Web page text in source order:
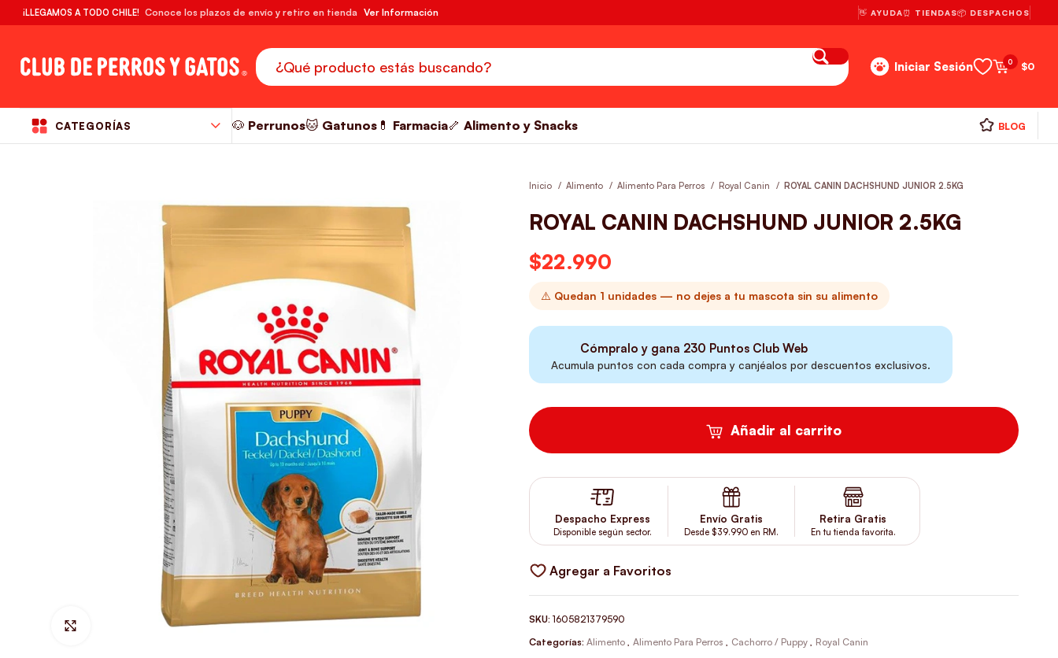
¡LLEGAMOS A TODO CHILE! Conoce los plazos de envío y retiro en tienda Ver Información 👋 AYUDA⏰ TIENDAS📦 DESPACHOS
Iniciar Sesión 0 $0
CATEGORÍAS 🐶 Perrunos🐱 Gatunos 💊 Farmacia🦴 Alimento y Snacks BLOG
Inicio Alimento Alimento Para Perros Royal Canin ROYAL CANIN DACHSHUND JUNIOR 2.5KG
ROYAL CANIN DACHSHUND JUNIOR 2.5KG
$22.990
⚠️ Quedan 1 unidades — no dejes a tu mascota sin su alimento
Cómpralo y gana 230 Puntos Club Web
Acumula puntos con cada compra y canjéalos por descuentos exclusivos.
Añadir al carrito
Despacho Express
Disponible según sector.
Envío Gratis
Desde $39.990 en RM.
Retira Gratis
En tu tienda favorita.
Agregar a Favoritos
SKU: 1605821379590
Categorías: Alimento , Alimento Para Perros , Cachorro / Puppy , Royal Canin
RM